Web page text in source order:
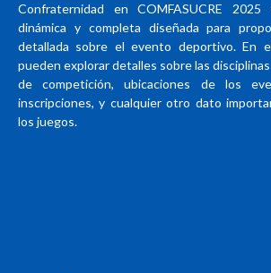
Confraternidad en COMFASUCRE
dinámica y completa diseñada para
detallada sobre el evento deportivo. En
pueden explorar detalles sobre las
de competición, ubicaciones de los
inscripciones, y cualquier otro dato
los juegos.